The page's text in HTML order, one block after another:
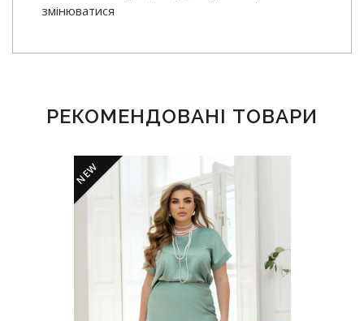
змінюватися
РЕКОМЕНДОВАНІ ТОВАРИ
NEW